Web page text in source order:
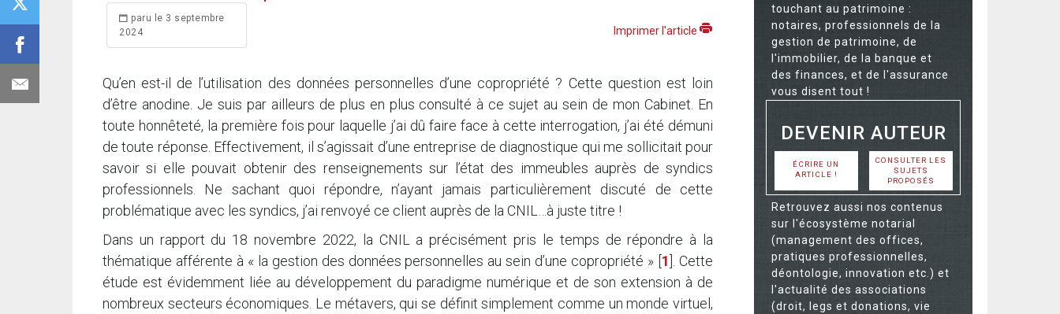
paru le 3 septembre
2024
Imprimer l'article
Qu’en est-il de l’utilisation des données personnelles d’une copropriété ? Cette question est loin
d’être anodine. Je suis par ailleurs de plus en plus consulté à ce sujet au sein de mon Cabinet. En
toute honnêteté, la première fois pour laquelle j’ai dû faire face à cette interrogation, j’ai été démuni
de toute réponse. Effectivement, il s’agissait d’une entreprise de diagnostique qui me sollicitait pour
savoir si elle pouvait obtenir des renseignements sur l’état des immeubles auprès de syndics
professionnels. Ne sachant quoi répondre, n’ayant jamais particulièrement discuté de cette
problématique avec les syndics, j’ai renvoyé ce client auprès de la CNIL…à juste titre !
Dans un rapport du 18 novembre 2022, la CNIL a précisément pris le temps de répondre à la
thématique afférente à « la gestion des données personnelles au sein d’une copropriété » 1 . Cette
étude est évidemment liée au développement du paradigme numérique et de son extension à de
nombreux secteurs économiques. Le métavers, qui se définit simplement comme un monde virtuel,
touchant au patrimoine :
notaires, professionnels de la
gestion de patrimoine, de
l'immobilier, de la banque et
des finances, et de l'assurance
vous disent tout !
DEVENIR AUTEUR
ÉCRIRE UN
ARTICLE !
CONSULTER LES
SUJETS
PROPOSÉS
Retrouvez aussi nos contenus
sur l'écosystème notarial
(management des offices,
pratiques professionnelles,
déontologie, innovation etc.) et
l'actualité des associations
(droit, legs et donations, vie